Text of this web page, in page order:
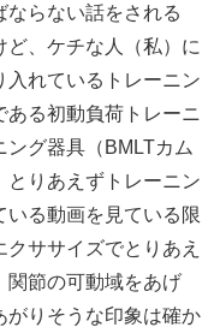
ならない話をされる
ど、ケチな人（私）に
入れているトレーニン
る初動負荷トレーニ
グ器具（BMLTカム
とりあえずトレーニン
いる動画を見ている限
ササイズでとりあえ
関節の可動域をあげ
がりそうな印象は確か